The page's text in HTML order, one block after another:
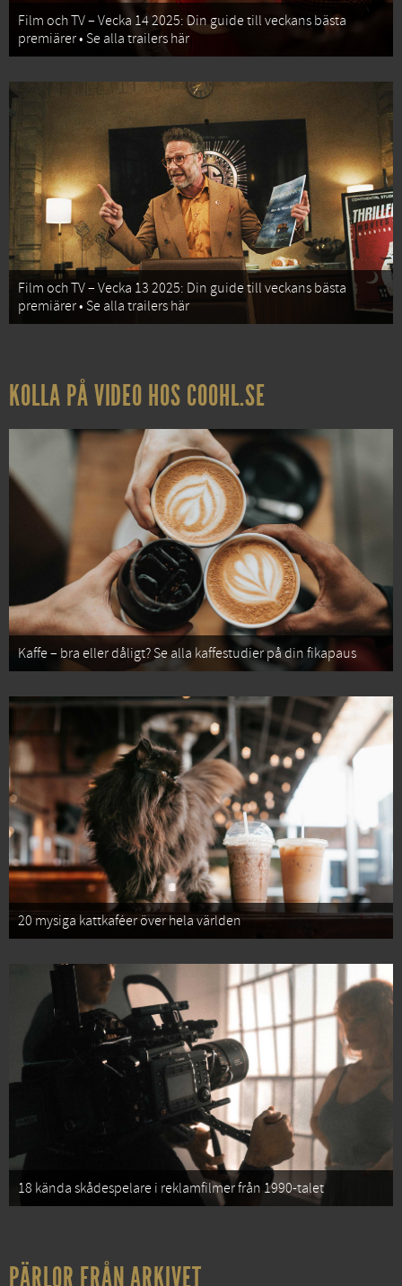
Film och TV – Vecka 14 2025: Din guide till veckans bästa
premiärer • Se alla trailers här
Film och TV – Vecka 13 2025: Din guide till veckans bästa
premiärer • Se alla trailers här
KOLLA PÅ VIDEO HOS COOHL.SE
Kaffe – bra eller dåligt? Se alla kaffestudier på din fikapaus
20 mysiga kattkaféer över hela världen
18 kända skådespelare i reklamfilmer från 1990-talet
PÄRLOR FRÅN ARKIVET